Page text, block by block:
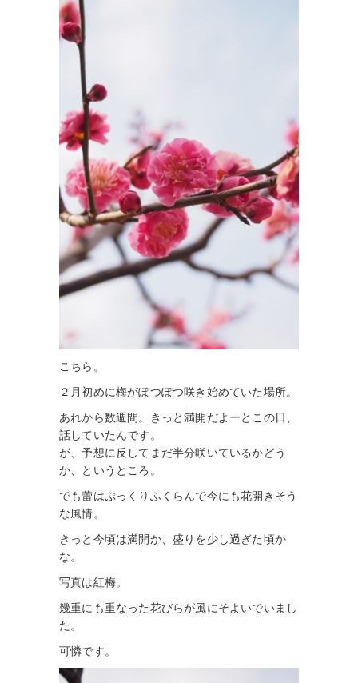
こちら。
２月初めに梅がぽつぽつ咲き始めていた場所。
あれから数週間。きっと満開だよーとこの日、
話していたんです。
が、予想に反してまだ半分咲いているかどう
か、というところ。
でも蕾はぷっくりふくらんで今にも花開きそう
な風情。
きっと今頃は満開か、盛りを少し過ぎた頃か
な。
写真は紅梅。
幾重にも重なった花びらが風にそよいでいまし
た。
可憐です。